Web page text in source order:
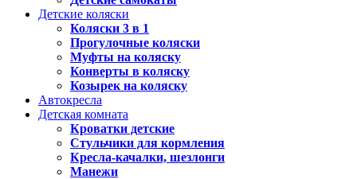
Детские коляски
Коляски 3 в 1
Прогулочные коляски
Муфты на коляску
Конверты в коляску
Козырек на коляску
Автокресла
Детская комната
Кроватки детские
Стульчики для кормления
Кресла-качалки, шезлонги
Манежи